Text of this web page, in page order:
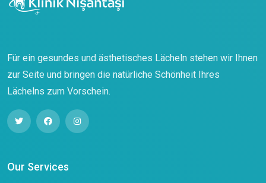
Für ein gesundes und ästhetisches Lächeln stehen wir Ihnen
zur Seite und bringen die natürliche Schönheit Ihres
Lächelns zum Vorschein.
Our Services